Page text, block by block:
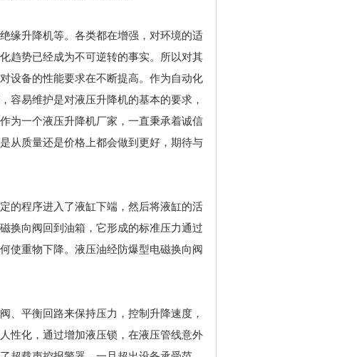
缘升降机等。各类都在增强，对环境的适
趋势已经成为不可逆转的事实。所以对其
设备的性能要求在不断提高。作为自动化
容易维护是对液压升降机的基本的要求，
为一个液压升降机厂家，一直秉承着诚信
从质量还是价格上都会做到更好，期待与
的程序进入了液缸下端，然后将液缸的活
换向阀回到油箱，它形成的标准压力通过
使重物下降。液压油经防爆型电磁换向阀
、平衡回路来保持压力，控制升降速度，
性化，通过增加液压锁，在液压管线意外